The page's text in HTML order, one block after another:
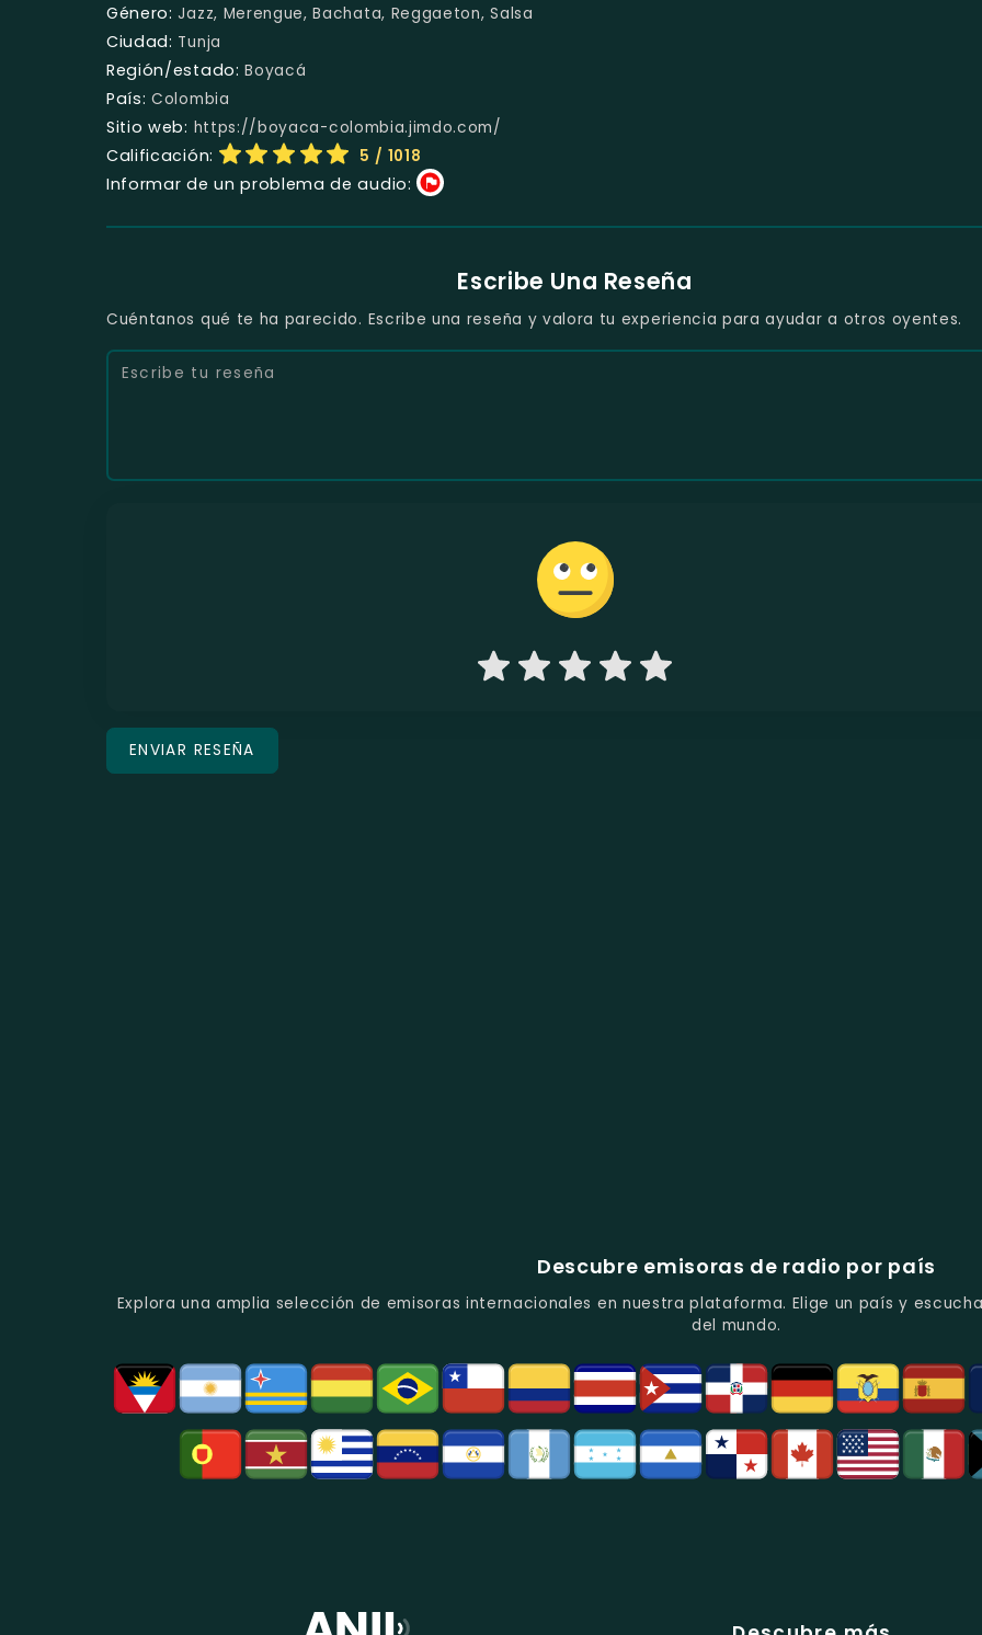
Género: Jazz, Merengue, Bachata, Reggaeton, Salsa
Ciudad: Tunja
Región/estado: Boyacá
País: Colombia
Sitio web: https://boyaca-colombia.jimdo.com/
Calificación: 5 / 1018
Informar de un problema de audio:
Escribe Una Reseña
Cuéntanos qué te ha parecido. Escribe una reseña y valora tu experiencia para ayudar a otros oyentes.
Descubre emisoras de radio por país
Explora una amplia selección de emisoras internacionales en nuestra plataforma. Elige un país y
del mundo.